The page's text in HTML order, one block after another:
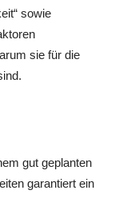
sowie
sie für die
gut geplanten
garantiert ein